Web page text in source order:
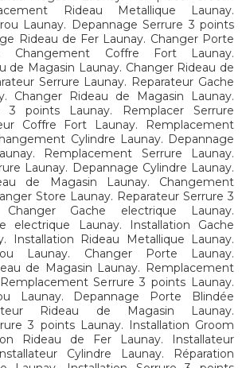
Rideau Metallique Launay.
Launay. Depannage Serrure 3 points
Rideau de Fer Launay. Changer Porte
Changement Coffre Fort Launay.
de Magasin Launay. Changer Rideau de
Serrure Launay. Reparateur Gache
Changer Rideau de Magasin Launay.
3 points Launay. Remplacer Serrure
Coffre Fort Launay. Remplacement
Cylindre Launay. Depannage
Remplacement Serrure Launay.
Launay. Depannage Cylindre Launay.
de Magasin Launay. Changement
Store Launay. Reparateur Serrure 3
Gache electrique Launay.
electrique Launay. Installation Gache
Installation Rideau Metallique Launay.
Launay. Changer Porte Launay.
de Magasin Launay. Remplacement
Serrure 3 points Launay.
Launay. Depannage Porte Blindée
Rideau de Magasin Launay.
3 points Launay. Installation Groom
Rideau de Fer Launay. Installateur
Cylindre Launay. Réparation